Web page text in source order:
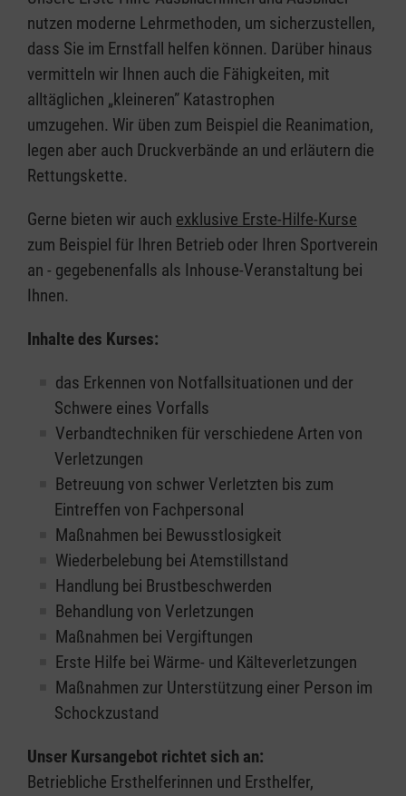
nutzen moderne Lehrmethoden, um sicherzustellen,
dass Sie im Ernstfall helfen können. Darüber hinaus
vermitteln wir Ihnen auch die Fähigkeiten, mit
alltäglichen „kleineren” Katastrophen
umzugehen. Wir üben zum Beispiel die Reanimation,
legen aber auch Druckverbände an und erläutern die
Rettungskette.
Gerne bieten wir auch exklusive Erste-Hilfe-Kurse
zum Beispiel für Ihren Betrieb oder Ihren Sportverein
an - gegebenenfalls als Inhouse-Veranstaltung bei
Ihnen.
Inhalte des Kurses:
das Erkennen von Notfallsituationen und der
Schwere eines Vorfalls
Verbandtechniken für verschiedene Arten von
Verletzungen
Betreuung von schwer Verletzten bis zum
Eintreffen von Fachpersonal
Maßnahmen bei Bewusstlosigkeit
Wiederbelebung bei Atemstillstand
Handlung bei Brustbeschwerden
Behandlung von Verletzungen
Maßnahmen bei Vergiftungen
Erste Hilfe bei Wärme- und Kälteverletzungen
Maßnahmen zur Unterstützung einer Person im
Schockzustand
Unser Kursangebot richtet sich an:
Betriebliche Ersthelferinnen und Ersthelfer,